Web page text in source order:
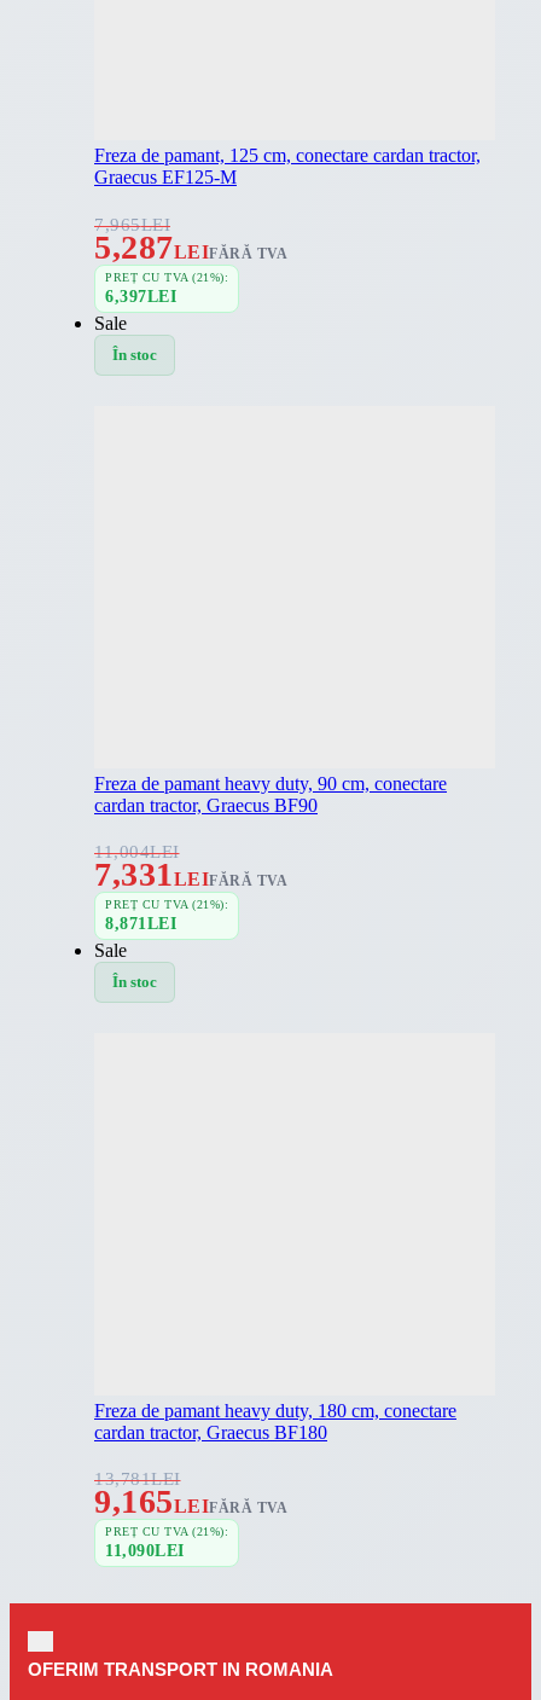
Freza de pamant, 125 cm, conectare cardan tractor,
Graecus EF125-M
7,965LEI
5,287LEIFĂRĂ TVA
PREȚ CU TVA (21%):
6,397LEI
Sale
În stoc
Freza de pamant heavy duty, 90 cm, conectare
cardan tractor, Graecus BF90
11,004LEI
7,331LEIFĂRĂ TVA
PREȚ CU TVA (21%):
8,871 LEI
Sale
În stoc
Freza de pamant heavy duty, 180 cm, conectare
cardan tractor, Graecus BF180
13,781LEI
9,165LEIFĂRĂ TVA
PREȚ CU TVA (21%):
11,090LEI
OFERIM TRANSPORT IN ROMANIA